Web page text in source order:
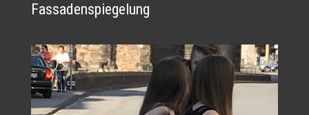
Fassadenspiegelung